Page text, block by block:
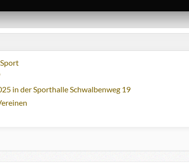
in der Sporthalle Schwalbenweg 19